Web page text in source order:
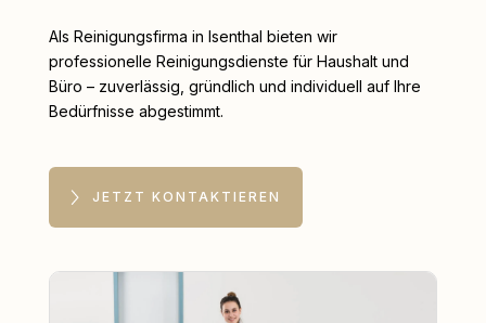
Als Reinigungsfirma in Isenthal bieten wir
professionelle Reinigungsdienste für Haushalt und
Büro – zuverlässig, gründlich und individuell auf Ihre
Bedürfnisse abgestimmt.
JETZT KONTAKTIEREN